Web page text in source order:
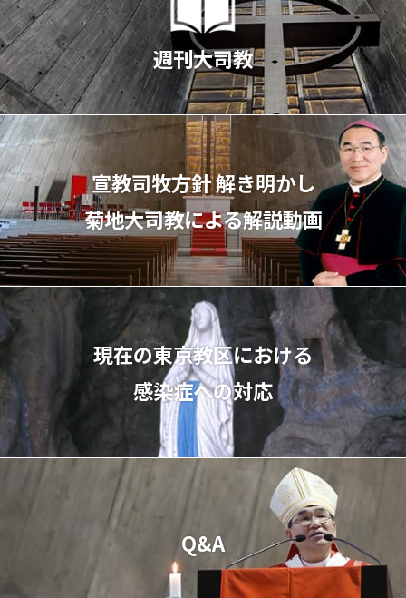
週刊大司教
宣教司牧⽅針 解き明かし
菊地⼤司教による解説動画
現在の東京教区における
感染症への対応
Q&A